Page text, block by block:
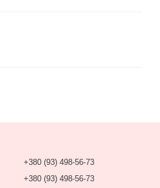
+380 (93) 498-56-73
+380 (93) 498-56-73